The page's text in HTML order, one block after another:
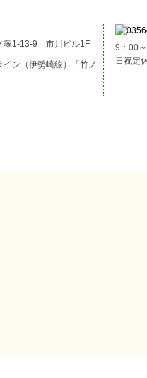
塚1-13-9 市川ビル1F
ン（伊勢崎線）「竹ノ
9：00
日祝定